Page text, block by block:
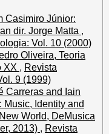
Casimiro Júnior:
dir. Jorge Matta ,
Vol. 10 (2000)
Oliveira, Teoria
XX , Revista
9 (1999)
Carreras and Iain
Music, Identity and
World, DeMusica
2013) , Revista